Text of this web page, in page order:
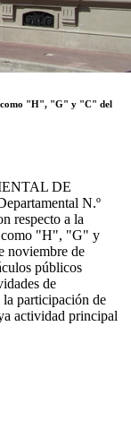
como "H", "G" y "C" del
DE
N.º
respecto a la
como "H", "G" y
noviembre de
públicos
de
participación de
actividad principal